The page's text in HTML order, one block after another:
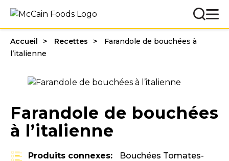
Accueil Recettes
Farandole de bouchées à
l’italienne
Farandole de bouchées
à l’italienne
Produits connexes:
Bouchées Tomates-